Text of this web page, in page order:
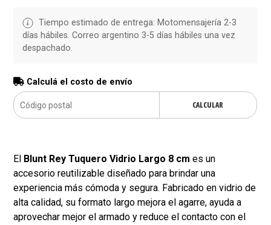
Tiempo estimado de entrega: Motomensajería 2-3
días hábiles. Correo argentino 3-5 días hábiles una vez
despachado.
Calculá el costo de envío
CALCULAR
El Blunt Rey Tuquero Vidrio Largo 8 cm es un
accesorio reutilizable diseñado para brindar una
experiencia más cómoda y segura. Fabricado en vidrio de
alta calidad, su formato largo mejora el agarre, ayuda a
aprovechar mejor el armado y reduce el contacto con el